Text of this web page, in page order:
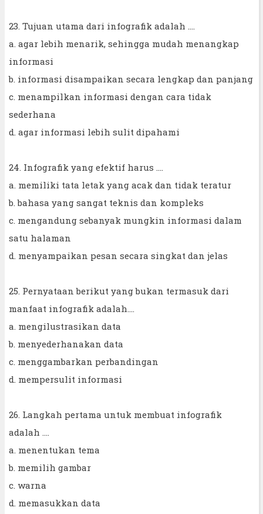
23. Tujuan utama dari infografik adalah ....
a. agar lebih menarik, sehingga mudah menangkap
informasi
b. informasi disampaikan secara lengkap dan panjang
c. menampilkan informasi dengan cara tidak
sederhana
d. agar informasi lebih sulit dipahami
24. Infografik yang efektif harus ....
a. memiliki tata letak yang acak dan tidak teratur
b. bahasa yang sangat teknis dan kompleks
c. mengandung sebanyak mungkin informasi dalam
satu halaman
d. menyampaikan pesan secara singkat dan jelas
25. Pernyataan berikut yang bukan termasuk dari
manfaat infografik adalah....
a. mengilustrasikan data
b. menyederhanakan data
c. menggambarkan perbandingan
d. mempersulit informasi
26. Langkah pertama untuk membuat infografik
adalah ....
a. menentukan tema
b. memilih gambar
c. warna
d. memasukkan data